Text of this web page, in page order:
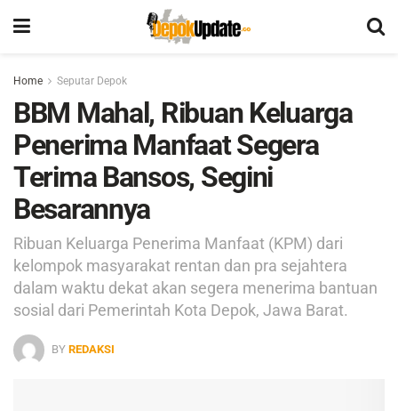
Home Seputar Depok
BBM Mahal, Ribuan Keluarga
Penerima Manfaat Segera
Terima Bansos, Segini
Besarannya
Ribuan Keluarga Penerima Manfaat (KPM) dari
kelompok masyarakat rentan dan pra sejahtera
dalam waktu dekat akan segera menerima bantuan
sosial dari Pemerintah Kota Depok, Jawa Barat.
BY REDAKSI